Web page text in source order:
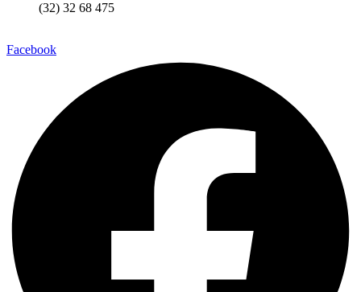
(32) 32 68 475
Facebook